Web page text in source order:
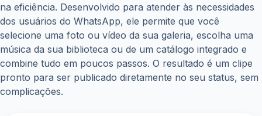
na eficiência. Desenvolvido para atender às necessidades
dos usuários do WhatsApp, ele permite que você
selecione uma foto ou vídeo da sua galeria, escolha uma
música da sua biblioteca ou de um catálogo integrado e
combine tudo em poucos passos. O resultado é um clipe
pronto para ser publicado diretamente no seu status, sem
complicações.